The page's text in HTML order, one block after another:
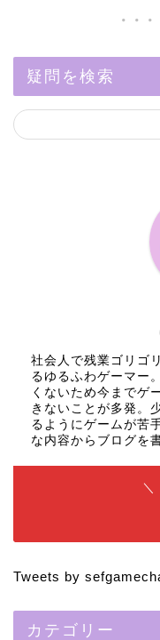
疑問を検索
社会人で残業ゴリゴ
るゆるふわゲーマー
くないため今までゲ
きないことが多発。
るようにゲームが苦
な内容からブログを
Tweets by
カテゴリー